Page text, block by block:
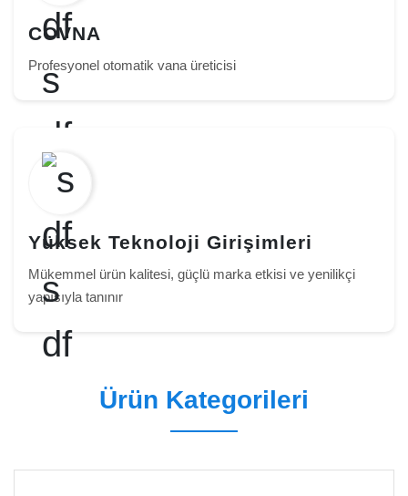
COVNA
Profesyonel otomatik vana üreticisi
Yüksek Teknoloji Girişimleri
Mükemmel ürün kalitesi, güçlü marka etkisi ve yenilikçi
yapısıyla tanınır
Ürün Kategorileri